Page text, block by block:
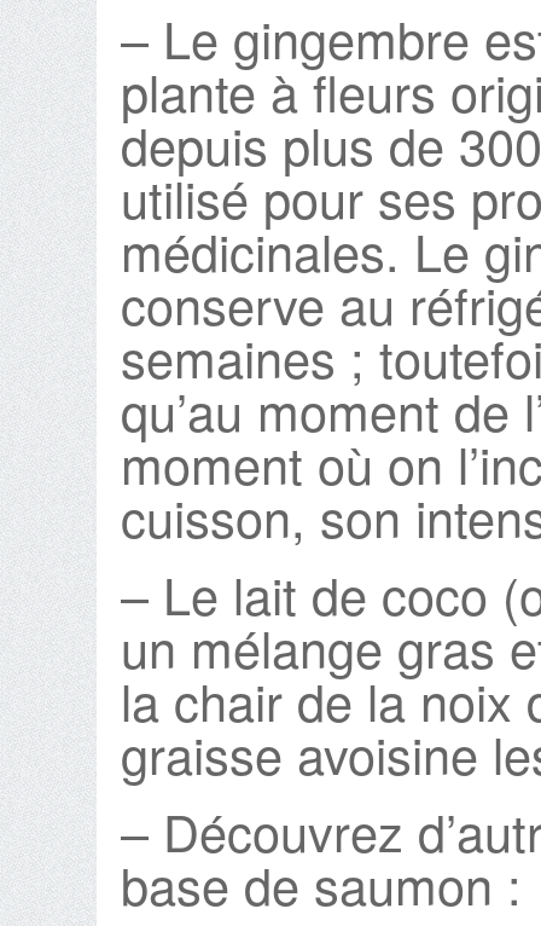
– Le gingembre
plante à fleurs
depuis plus de
utilisé pour ses
médicinales. Le
conserve au
semaines ;
qu’au moment de
moment où on
cuisson, son
– Le lait de coco
un mélange gras
la chair de la noix
graisse avoisine
– Découvrez
base de saumon :